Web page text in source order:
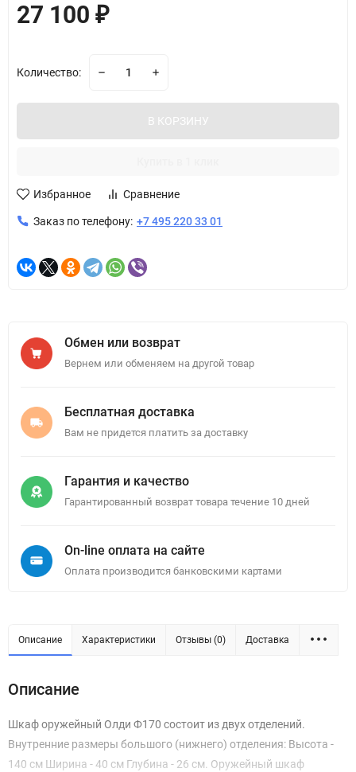
27 100 ₽
Количество:
В КОРЗИНУ
Избранное Сравнение
Заказ по телефону: +7 495 220 33 01
Обмен или возврат
Вернем или обменяем на другой товар
Бесплатная доставка
Вам не придется платить за доставку
Гарантия и качество
Гарантированный возврат товара течение 10 дней
On-line оплата на сайте
Оплата производится банковскими картами
Описание Характеристики Отзывы (0) Доставка
Описание
Шкаф оружейный Олди Ф170 состоит из двух отделений.
Внутренние размеры большого (нижнего) отделения: Высота -
140 см Ширина - 40 см Глубина - 26 см. Оружейный шкаф